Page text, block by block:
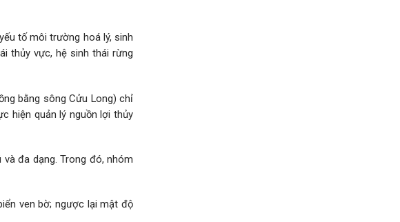
tố môi trường hoá lý, sinh
thủy vực, hệ sinh thái rừng
bằng sông Cửu Long) chỉ
hiện quản lý nguồn lợi thủy
đa dạng. Trong đó, nhóm
ven bờ; ngược lại mật độ